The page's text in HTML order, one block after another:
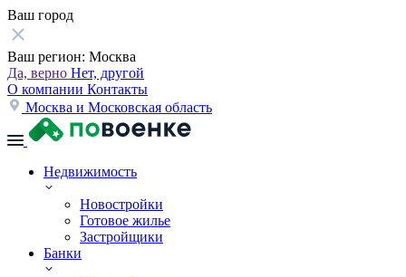
Ваш город
Ваш регион: Москва
Да, верно Нет, другой
О компании Контакты
Москва и Московская область
Недвижимость
Новостройки
Готовое жилье
Застройщики
Банки